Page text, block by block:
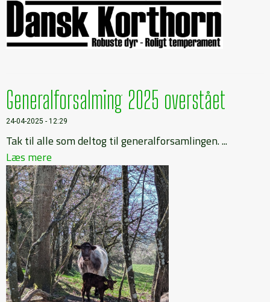
Generalforsalming 2025 overstået
24-04-2025 - 12:29
Tak til alle som deltog til generalforsamlingen. ...
Læs mere